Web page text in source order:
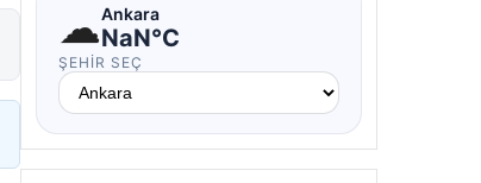
☁Ankara
NaN°C
ŞEHIR SEÇ